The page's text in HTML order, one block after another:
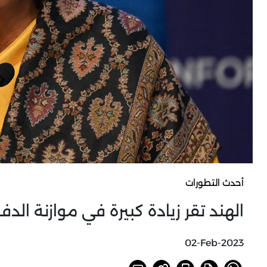
أحدث التطورات
الهند تقر زيادة كبيرة في موازنة
02-Feb-2023